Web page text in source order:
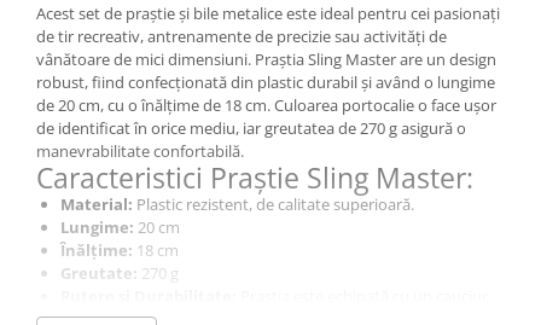
Acest set de praștie și bile metalice este ideal pentru cei pasionați
de tir recreativ, antrenamente de precizie sau activități de
vânătoare de mici dimensiuni. Praștia Sling Master are un design
robust, fiind confecționată din plastic durabil și având o lungime
de 20 cm, cu o înălțime de 18 cm. Culoarea portocalie o face ușor
de identificat în orice mediu, iar greutatea de 270 g asigură o
manevrabilitate confortabilă.
Caracteristici Praștie Sling Master:
Material: Plastic rezistent, de calitate superioară.
Lungime: 20 cm
Înălțime: 18 cm
Greutate: 270 g
din latex rezistent la întindere, cu un capăt de piele pentru o